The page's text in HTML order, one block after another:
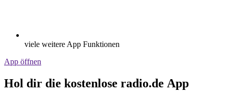
viele weitere App Funktionen
App öffnen
Hol dir die kostenlose radio.de App